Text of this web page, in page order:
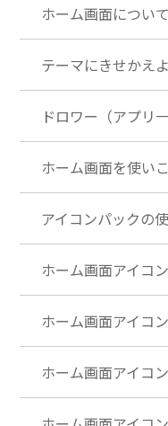
ホーム画面について
テーマにきせかえ
ドロワー（アプリ
ホーム画面を使い
アイコンパックの
ホーム画面アイコ
ホーム画面アイコ
ホーム画面アイコ